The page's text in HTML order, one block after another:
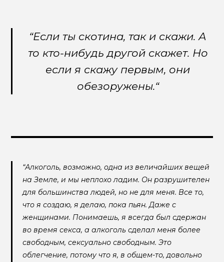
“Если ты скотина, так и скажи. А
то кто-нибудь другой скажет. Но
если я скажу первым, они
обезоружены.“
“Алкоголь, возможно, одна из величайших вещей
на Земле, и мы неплохо ладим. Он разрушителен
для большинства людей, но не для меня. Все то,
что я создаю, я делаю, пока пьян. Даже с
женщинами. Понимаешь, я всегда был сдержан
во время секса, а алкоголь сделал меня более
свободным, сексуально свободным. Это
облегчение, потому что я, в общем-то, довольно